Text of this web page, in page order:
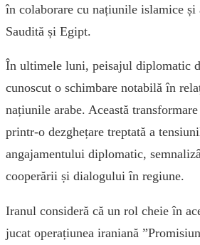
în colaborare cu națiunile islamice
Saudită și Egipt.
În ultimele luni, peisajul diplomatic
cunoscut o schimbare notabilă în
națiunile arabe. Această
printr-o dezghețare treptată a
angajamentului diplomatic,
cooperării și dialogului în regiune.
Iranul consideră că un rol cheie în
jucat operațiunea iraniană